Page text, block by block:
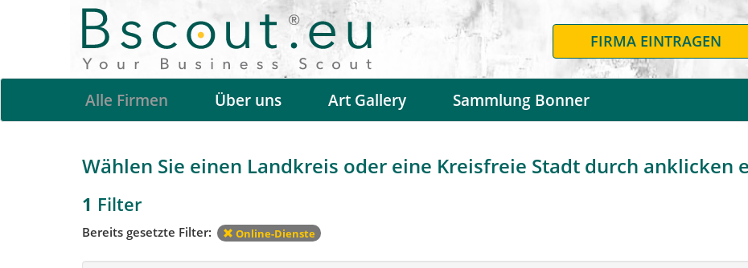
FIRMA EINTRAGEN
Alle Firmen Über uns Art Gallery Sammlung Bonner
Wählen Sie einen Landkreis oder eine Kreisfreie Stadt durch anklicken
1 Filter
Bereits gesetzte Filter: Online-Dienste